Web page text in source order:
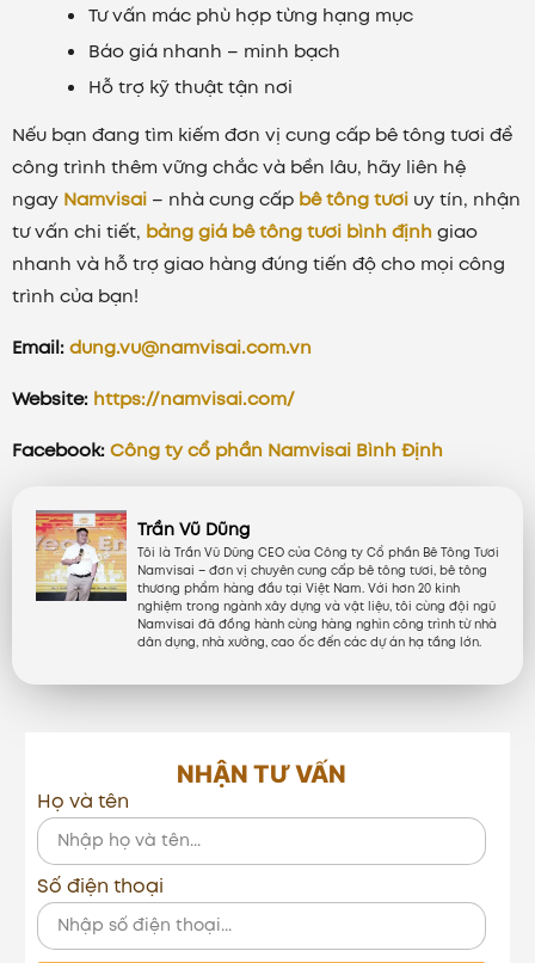
Tư vấn mác phù hợp từng hạng mục
Báo giá nhanh – minh bạch
Hỗ trợ kỹ thuật tận nơi
Nếu bạn đang tìm kiếm đơn vị cung cấp bê tông tươi để
công trình thêm vững chắc và bền lâu, hãy liên hệ
ngay Namvisai – nhà cung cấp bê tông tươi uy tín, nhận
tư vấn chi tiết, bảng giá bê tông tươi bình định giao
nhanh và hỗ trợ giao hàng đúng tiến độ cho mọi công
trình của bạn!
Email:dung.vu@namvisai.com.vn
Website: https://namvisai.com/
Facebook:Công ty cổ phần Namvisai Bình Định
Trần Vũ Dũng
Tôi là Trần Vũ Dũng CEO của Công ty Cổ phần Bê Tông Tươi
Namvisai – đơn vị chuyên cung cấp bê tông tươi, bê tông
thương phẩm hàng đầu tại Việt Nam. Với hơn 20 kinh
nghiệm trong ngành xây dựng và vật liệu, tôi cùng đội ngũ
Namvisai đã đồng hành cùng hàng nghìn công trình từ nhà
dân dụng, nhà xưởng, cao ốc đến các dự án hạ tầng lớn.
NHẬN TƯ VẤN
Họ và tên
Số điện thoại